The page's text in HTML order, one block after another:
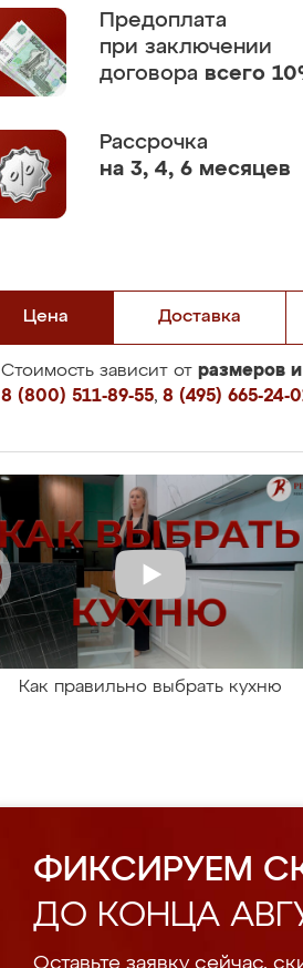
Предоплата
при заключении
договора всего
Рассрочка
на 3, 4, 6 месяцев
Цена Доставка
Стоимость зависит от размеров
8 (800) 511-89-55, 8 (495) 665-24-
Как правильно выбрать кухню
ФИКСИРУЕМ
ДО КОНЦА
Оставьте заявку сейчас,